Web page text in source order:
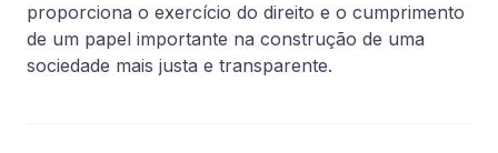
proporciona o exercício do direito e o cumprimento
de um papel importante na construção de uma
sociedade mais justa e transparente.